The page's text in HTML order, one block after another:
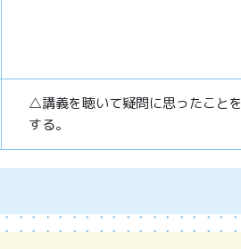
△講義を聴いて疑問に思ったこと
する。